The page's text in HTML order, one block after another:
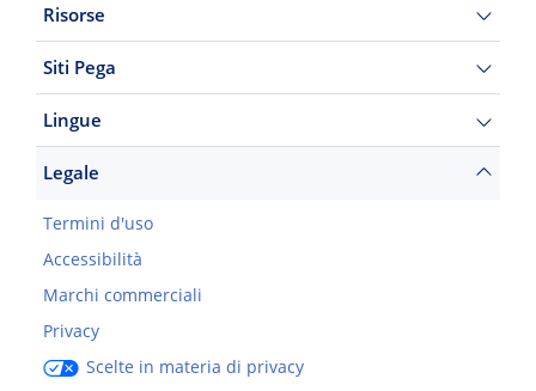
Risorse
Siti Pega
Lingue
Legale
Termini d'uso
Accessibilità
Marchi commerciali
Privacy
Scelte in materia di privacy